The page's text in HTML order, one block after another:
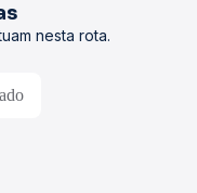
nesta rota.